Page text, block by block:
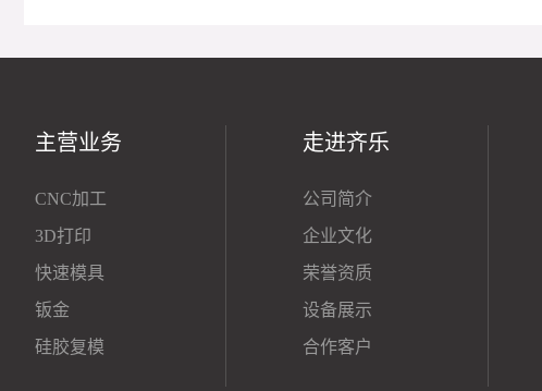
主营业务
CNC加工
3D打印
快速模具
钣金
硅胶复模
走进齐乐
公司简介
企业文化
荣誉资质
设备展示
合作客户